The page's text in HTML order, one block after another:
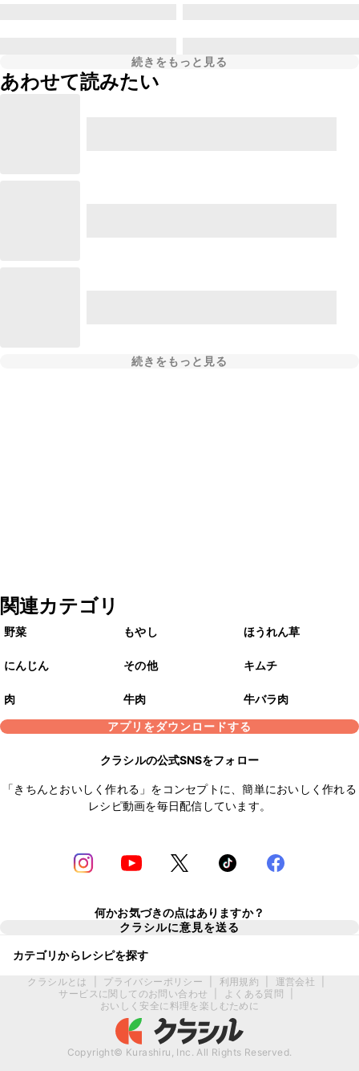
続きをもっと見る
あわせて読みたい
続きをもっと見る
関連カテゴリ
野菜 もやし ほうれん草
にんじん その他 キムチ
肉 牛肉
牛バラ肉
アプリをダウンロードする
クラシルの公式SNSをフォロー
「きちんとおいしく作れる」をコンセプトに、簡単においしく作れる
レシピ動画を毎日配信しています。
何かお気づきの点はありますか？
クラシルに意見を送る
カテゴリからレシピを探す
クラシルとは プライバシーポリシー 利用規約 運営会社
サービスに関してのお問い合わせ
よくある質問
おいしく安全に料理を楽しむために
Copyright© Kurashiru, Inc. All Rights Reserved.